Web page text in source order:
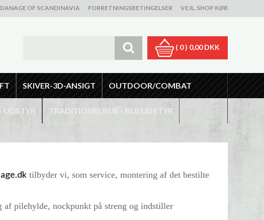
DANAGE OF SCANDINAVIA FORRETNINGSBETINGELSER VEJL. SHOP KØB
( 0 ) 0,00 DKK
SKIVER-3D-ANSIGT OUTDOOR/COMBAT
UDSTYR TRADITIONELBUE - BUEUDSTYR
tilbyder vi, som service, montering af det bestilte
pilehylde, nockpunkt på streng og indstiller